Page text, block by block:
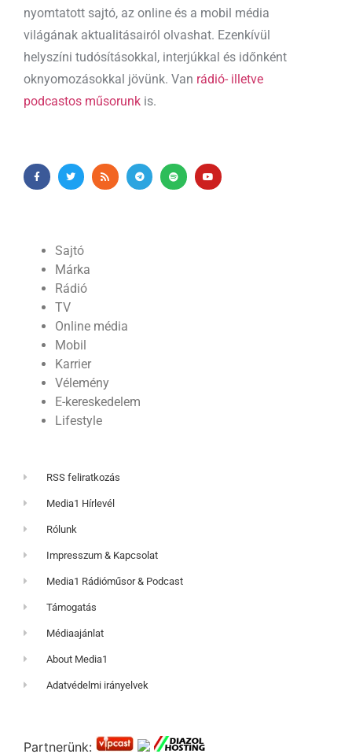
nyomtatott sajtó, az online és a mobil média
világának aktualitásairól olvashat. Ezenkívül
helyszíni tudósításokkal, interjúkkal és időnként
oknyomozásokkal jövünk. Van rádió- illetve
podcastos műsorunk is.
Sajtó
Márka
Rádió
TV
Online média
Mobil
Karrier
Vélemény
E-kereskedelem
Lifestyle
RSS feliratkozás
Media1 Hírlevél
Rólunk
Impresszum & Kapcsolat
Media1 Rádióműsor & Podcast
Támogatás
Médiaajánlat
About Media1
Adatvédelmi irányelvek
Partnerünk: